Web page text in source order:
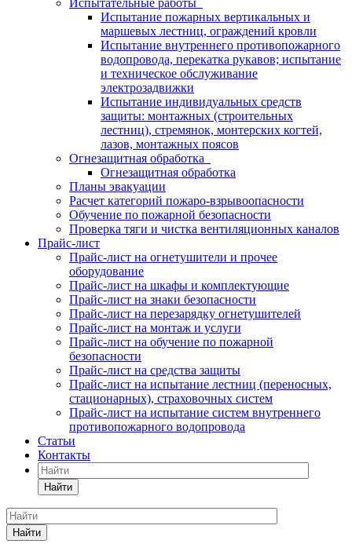
Испытательные работы
Испытание пожарных вертикальных и
маршевых лестниц, ограждений кровли
Испытание внутреннего противопожарного
водопровода, перекатка рукавов; испытание
и техническое обслуживание
электрозадвижки
Испытание индивидуальных средств
защиты: монтажных (строительных
лестниц), стремянок, монтерских когтей,
лазов, монтажных поясов
Огнезащитная обработка
Огнезащитная обработка
Планы эвакуации
Расчет категорий пожаро-взрывоопасности
Обучение по пожарной безопасности
Проверка тяги и чистка вентиляционных каналов
Прайс-лист
Прайс-лист на огнетушители и прочее
оборудование
Прайс-лист на шкафы и комплектующие
Прайс-лист на знаки безопасности
Прайс-лист на перезарядку огнетушителей
Прайс-лист на монтаж и услуги
Прайс-лист на обучение по пожарной
безопасности
Прайс-лист на средства защиты
Прайс-лист на испытание лестниц (переносных,
стационарных), страховочных систем
Прайс-лист на испытание систем внутреннего
противопожарного водопровода
Статьи
Контакты
Найти
Найти